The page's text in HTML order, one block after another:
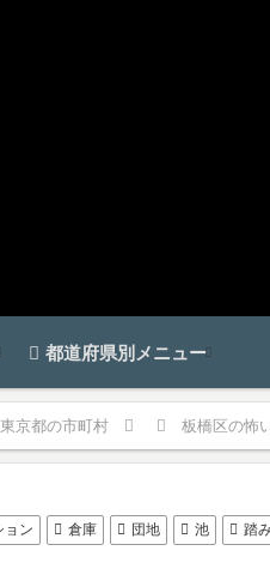
都道府県別メニュー
東京都の市町村 板橋区の怖
ョン 倉庫 団地 池 踏